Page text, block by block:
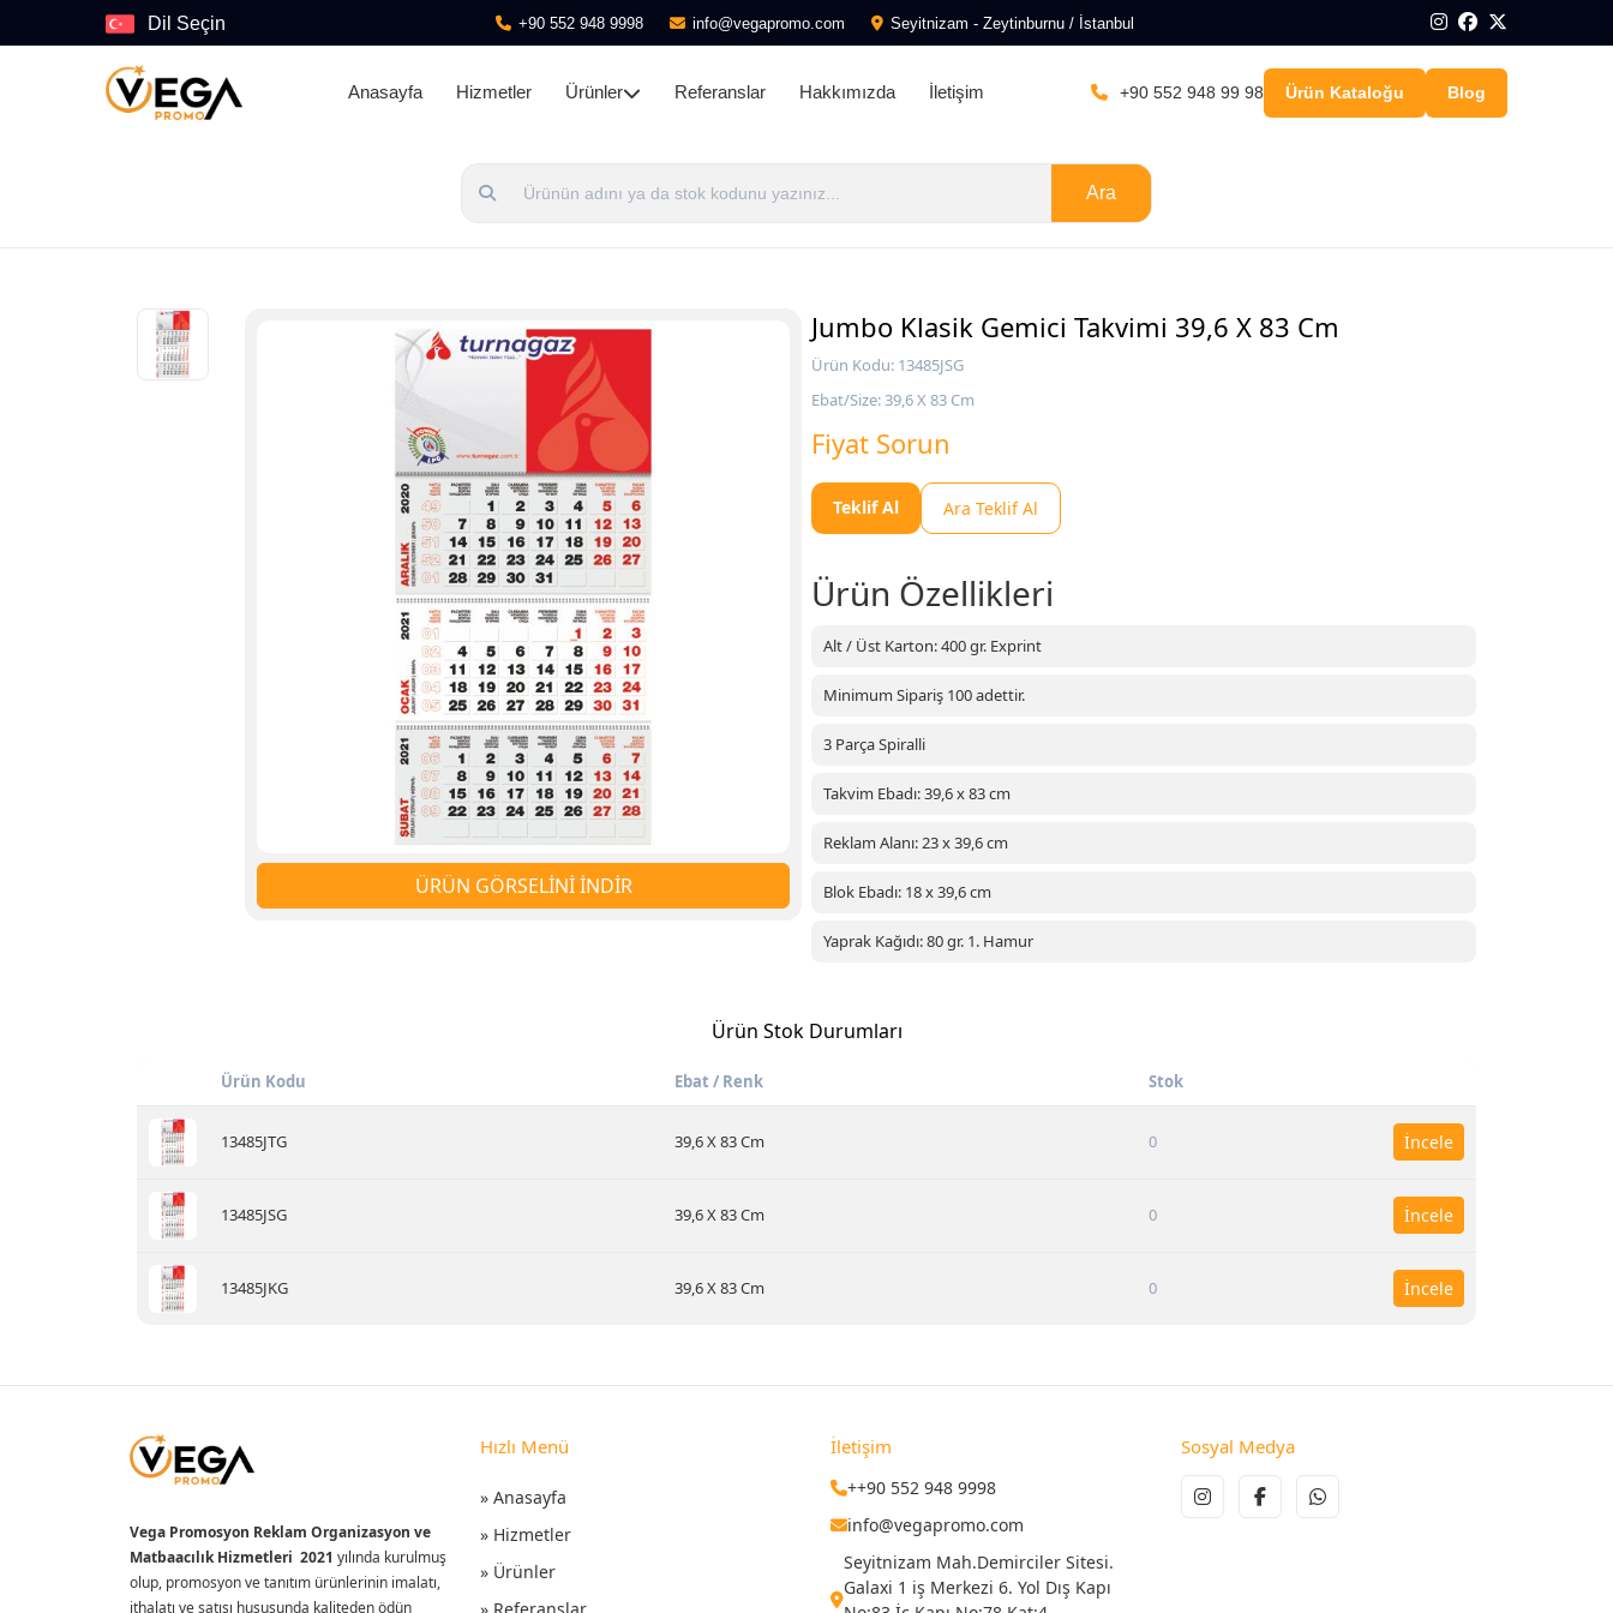
Dil Seçin +90 552 948 9998 info@vegapromo.com Seyitnizam - Zeytinburnu / İstanbul
Anasayfa Hizmetler Ürünler Referanslar Hakkımızda İletişim +90 552 948 99 98 Ürün Kataloğu Blog
Ara
ÜRÜN GÖRSELİNİ İNDİR
Jumbo Klasik Gemici Takvimi 39,6 X 83 Cm
Ürün Kodu: 13485JSG
Ebat/Size: 39,6 X 83 Cm
Fiyat Sorun
Teklif Al Ara Teklif Al
Ürün Özellikleri
Alt / Üst Karton: 400 gr. Exprint
Minimum Sipariş 100 adettir.
3 Parça Spiralli
Takvim Ebadı: 39,6 x 83 cm
Reklam Alanı: 23 x 39,6 cm
Blok Ebadı: 18 x 39,6 cm
Yaprak Kağıdı: 80 gr. 1. Hamur
Ürün Stok Durumları
Ürün Kodu Ebat / Renk Stok
13485JTG 39,6 X 83 Cm 0 İncele
13485JSG 39,6 X 83 Cm 0 İncele
13485JKG 39,6 X 83 Cm 0 İncele
Vega Promosyon Reklam Organizasyon ve
Matbaacılık Hizmetleri 2021 yılında kurulmuş
olup, promosyon ve tanıtım ürünlerinin imalatı,
ithalatı ve satışı hususunda kaliteden ödün
Hızlı Menü
» Anasayfa
» Hizmetler
» Ürünler
İletişim
++90 552 948 9998
info@vegapromo.com
Seyitnizam Mah.Demirciler Sitesi.
Galaxi 1 iş Merkezi 6. Yol Dış Kapı
Sosyal Medya